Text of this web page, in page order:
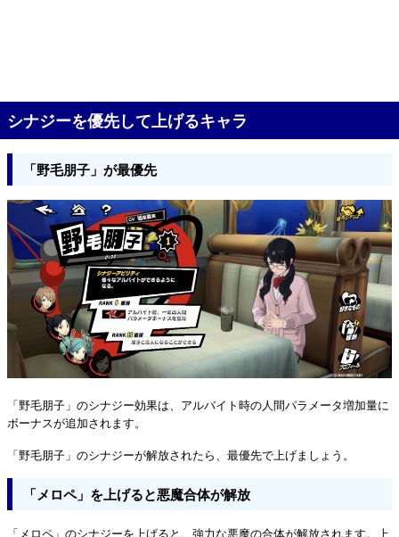
シナジーを優先して上げるキャラ
「野毛朋子」が最優先
「野毛朋子」のシナジー効果は、アルバイト時の人間パラメータ増加量に
ボーナスが追加されます。
「野毛朋子」のシナジーが解放されたら、最優先で上げましょう。
「メロペ」を上げると悪魔合体が解放
「メロペ」のシナジーを上げると、強力な悪魔の合体が解放されます。上